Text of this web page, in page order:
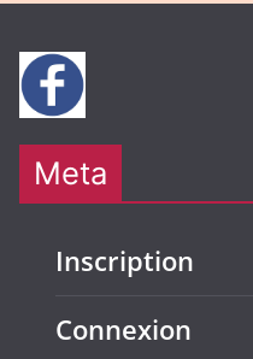
Meta
Inscription
Connexion